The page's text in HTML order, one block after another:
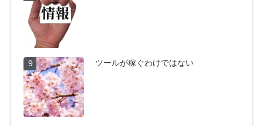
9 ツールが稼ぐわけではない